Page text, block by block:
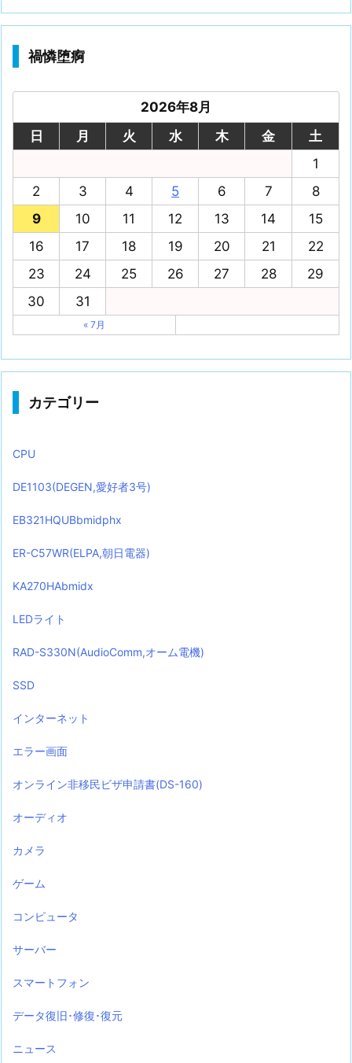
禍憐堕痾
2026年8月
日
月 火 水 木 金
土
1
2
3 4 5 6 7
8
9
10 11 12 13 14
15
16
17 18 19 20 21
22
23
24 25 26 27 28
29
30
31
« 7月
カテゴリー
CPU
DE1103(DEGEN,愛好者3号)
EB321HQUBbmidphx
ER-C57WR(ELPA,朝日電器)
KA270HAbmidx
LEDライト
RAD-S330N(AudioComm,オーム電機)
SSD
インターネット
エラー画面
オンライン非移民ビザ申請書(DS-160)
オーディオ
カメラ
ゲーム
コンピュータ
サーバー
スマートフォン
データ復旧･修復･復元
ニュース